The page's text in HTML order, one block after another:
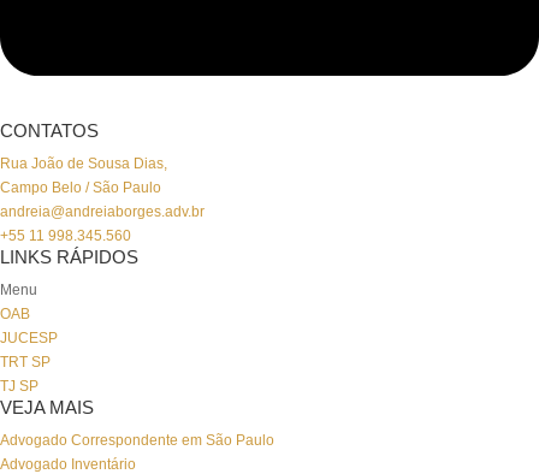
CONTATOS
Rua João de Sousa Dias,
Campo Belo / São Paulo
andreia@andreiaborges.adv.br
+55 11 998.345.560
LINKS RÁPIDOS
Menu
OAB
JUCESP
TRT SP
TJ SP
VEJA MAIS
Advogado Correspondente em São Paulo
Advogado Inventário